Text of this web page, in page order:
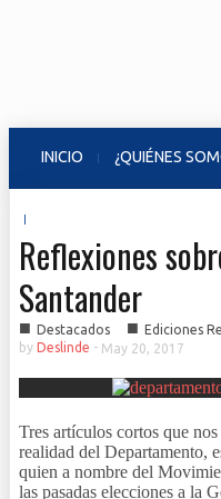
INICIO ¿QUIÉNES
Reflexiones
Santander
■ Destacados ■ Ediciones
by Deslinde - May 20, 2017
Tres artículos cortos que
realidad del Departamento,
quien a nombre del
las pasadas elecciones a la